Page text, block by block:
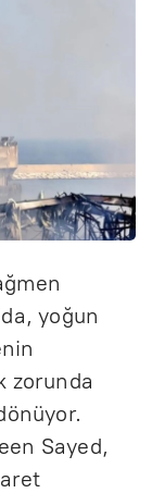
yoğun
zorunda
Sayed,